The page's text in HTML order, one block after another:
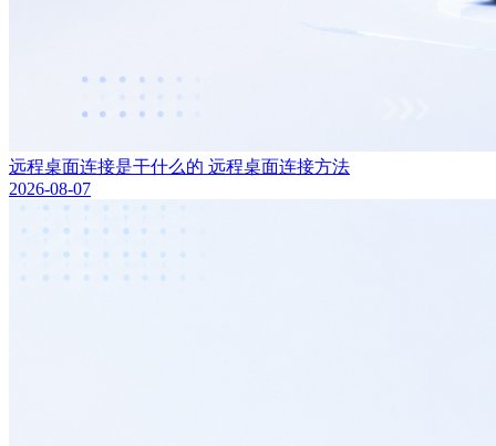
远程桌面连接是干什么的 远程桌面连接方法
2026-08-07